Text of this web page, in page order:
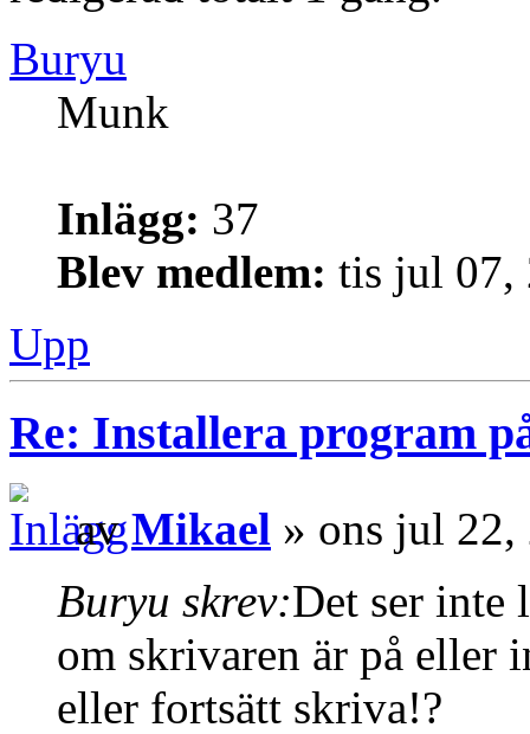
Buryu
Munk
Inlägg: 37
Blev medlem: tis jul 07,
Upp
Re: Installera program
avMikael » ons jul 22,
Buryu skrev:Det ser inte
om skrivaren är på eller
eller fortsätt skriva!?